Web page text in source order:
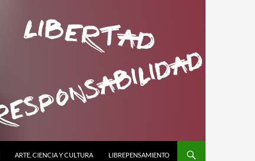
ARTE, CIENCIA Y CULTURA LIBREPENSAMIENTO